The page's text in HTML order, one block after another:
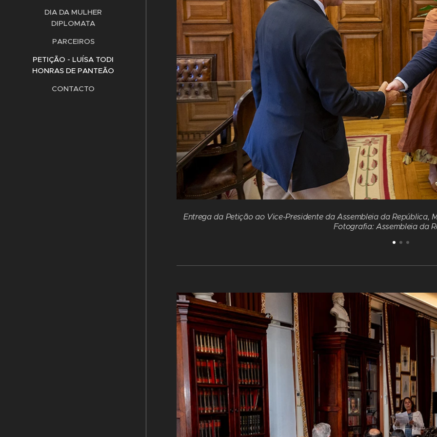
DIA DA MULHER
DIPLOMATA
PARCEIROS
PETIÇÃO - LUÍSA TODI
HONRAS DE PANTEÃO
CONTACTO
Entrega da Petição ao Vice-Presidente da Assembleia da República,
Fotografia: Assembleia da